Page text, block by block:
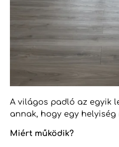
A világos padló az egyik
annak, hogy egy
Miért működik?